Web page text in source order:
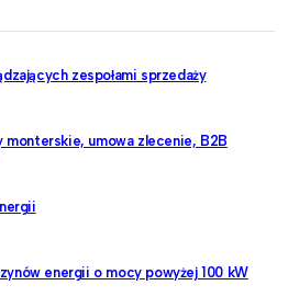
zespołami sprzedaży
umowa zlecenie, B2B
energii o mocy powyżej 100 kW